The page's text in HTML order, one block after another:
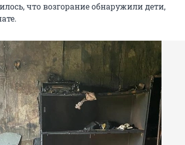
что возгорание обнаружили дети,